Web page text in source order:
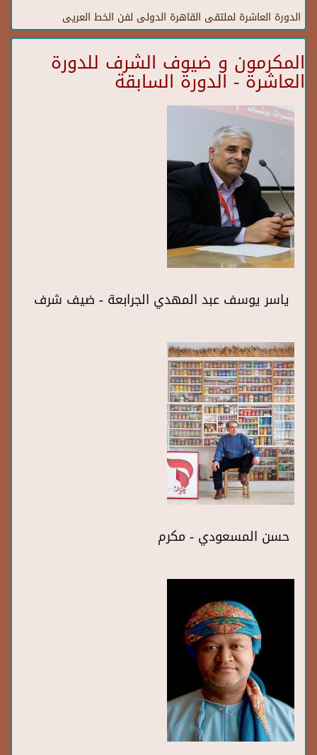
الدورة العاشرة لملتقى القاهرة الدولى لفن الخط العريى
المكرمون و ضيوف الشرف للدورة
العاشرة - الدورة السابقة
ياسر يوسف عبد المهدي الجرابعة - ضيف شرف
حسن المسعودي - مكرم